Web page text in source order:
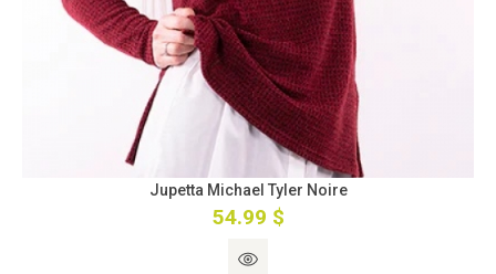
Jupetta Michael Tyler Noire
54.99 $